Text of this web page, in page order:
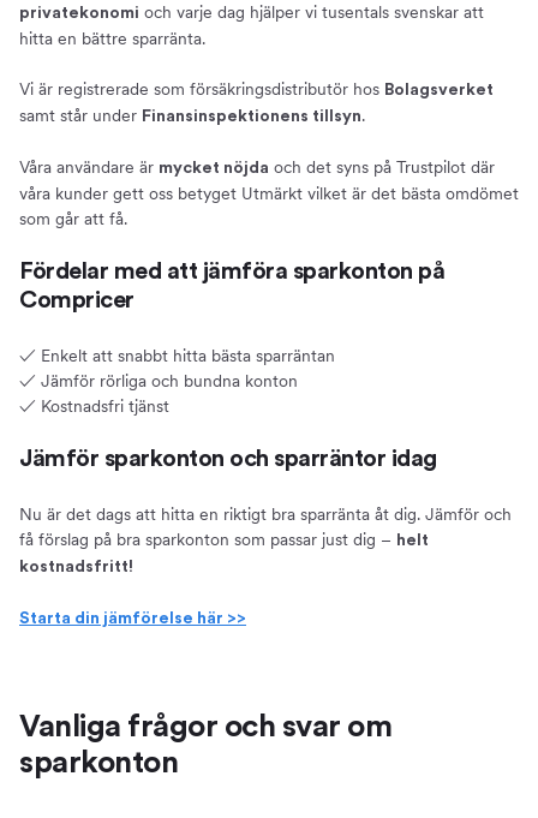
privatekonomi och varje dag hjälper vi tusentals svenskar att
hitta en bättre sparränta.
Vi är registrerade som försäkringsdistributör hos Bolagsverket
samt står under Finansinspektionens tillsyn.
Våra användare är mycket nöjda och det syns på Trustpilot där
våra kunder gett oss betyget Utmärkt vilket är det bästa omdömet
som går att få.
Fördelar med att jämföra sparkonton på
Compricer
✓ Enkelt att snabbt hitta bästa sparräntan
✓ Jämför rörliga och bundna konton
✓ Kostnadsfri tjänst
Jämför sparkonton och sparräntor idag
Nu är det dags att hitta en riktigt bra sparränta åt dig. Jämför och
få förslag på bra sparkonton som passar just dig – helt
kostnadsfritt!
Starta din jämförelse här >>
Vanliga frågor och svar om
sparkonton